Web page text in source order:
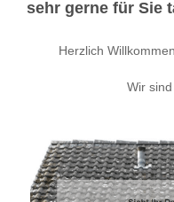
sehr gerne für Sie
Herzlich
Wir